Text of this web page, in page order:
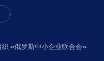
织 «俄罗斯中小企业联合会»